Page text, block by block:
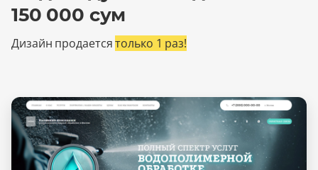
150 000 сум
Дизайн продаетсятолько 1 раз!